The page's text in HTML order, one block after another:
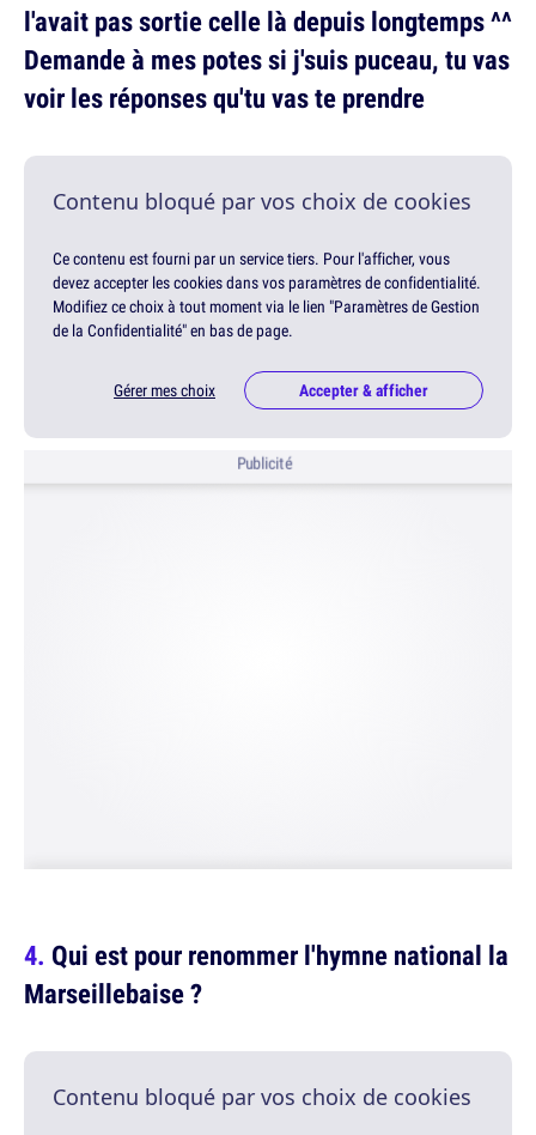
l'avait pas sortie celle là depuis longtemps ^^
Demande à mes potes si j'suis puceau, tu vas
voir les réponses qu'tu vas te prendre
Contenu bloqué par vos choix de cookies
Ce contenu est fourni par un service tiers. Pour l'afficher, vous
devez accepter les cookies dans vos paramètres de confidentialité.
Modifiez ce choix à tout moment via le lien "Paramètres de Gestion
de la Confidentialité" en bas de page.
Gérer mes choix Accepter & afficher
Publicité
Qui est pour renommer l'hymne national la
Marseillebaise ?
Contenu bloqué par vos choix de cookies